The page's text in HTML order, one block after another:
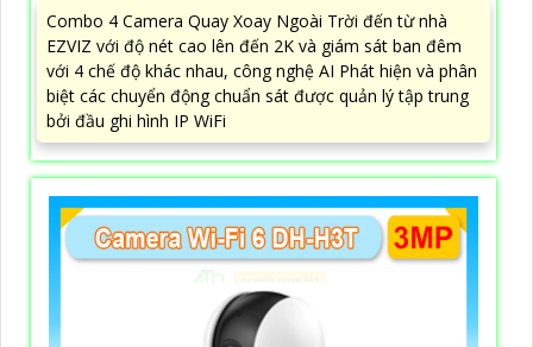
Combo 4 Camera Quay Xoay Ngoài Trời đến từ nhà
EZVIZ với độ nét cao lên đến 2K và giám sát ban đêm
với 4 chế độ khác nhau, công nghệ AI Phát hiện và phân
biệt các chuyển động chuẩn sát được quản lý tập trung
bởi đầu ghi hình IP WiFi